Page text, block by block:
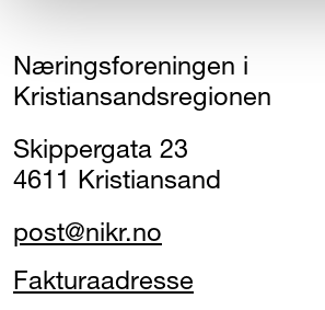
Næringsforeningen i
Kristiansandsregionen
Skippergata 23
4611 Kristiansand
post@nikr.no
Fakturaadresse